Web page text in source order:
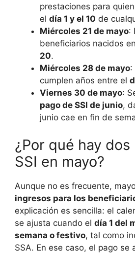
prestaciones para
el día 1 y el 10 de
Miércoles 21 de mayo:
beneficiarios nacidos
20.
Miércoles 28 de mayo:
cumplen años entre el
Viernes 30 de mayo:
pago de SSI de junio,
junio cae en fin de
¿Por qué hay
SSI en mayo?
Aunque no es frecuente,
ingresos para los
explicación es sencilla: el
se ajusta cuando el día 1 del
semana o festivo, tal como
SSA. En ese caso, el pago se